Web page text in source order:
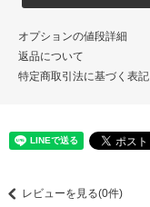
オプションの値段詳細
返品について
特定商取引法に基づく表記
レビューを見る(0件)